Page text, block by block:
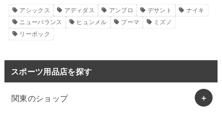
アシックス アディダス アンブロ デサント
ナイキ
ニューバランス
ヒュンメル プーマ
ミズノ
リーボック
スポーツ用品店を探す
関東のショップ